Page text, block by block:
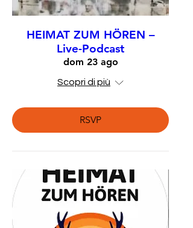
HEIMAT ZUM HÖREN –
Live-Podcast
dom 23 ago
Scopri di più
RSVP